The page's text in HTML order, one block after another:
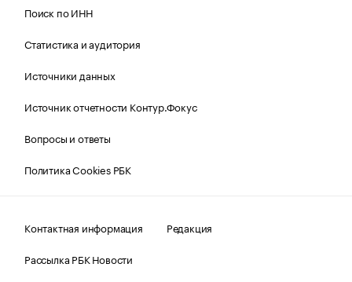
Поиск по ИНН
Статистика и аудитория
Источники данных
Источник отчетности Контур.Фокус
Вопросы и ответы
Политика Cookies РБК
Контактная информация
Редакция
Рассылка РБК Новости